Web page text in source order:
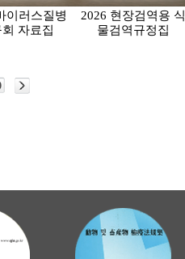
이러스질병
회 자료집
2026 현장검역용 식
물검역규정집